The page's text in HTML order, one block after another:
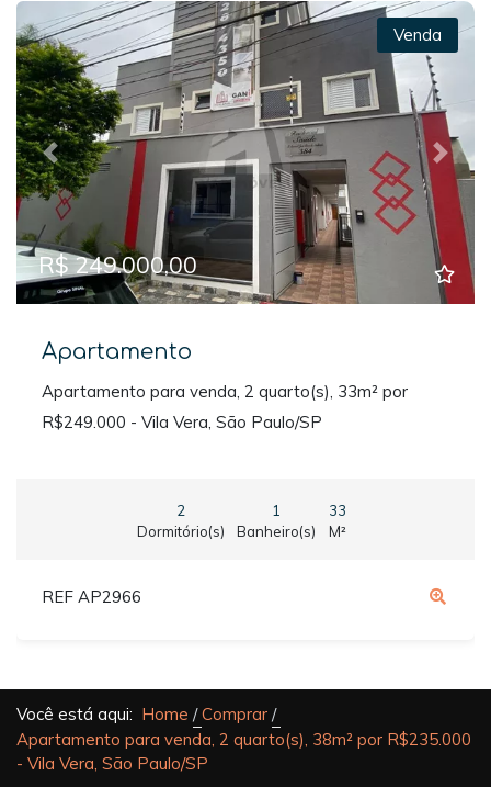
Previous Next
Venda
R$ 249.000,00
Apartamento
Apartamento para venda, 2 quarto(s), 33m² por
R$249.000 - Vila Vera, São Paulo/SP
2
Dormitório(s)
1
Banheiro(s)
33
M²
REF AP2966
Você está aqui: Home
Comprar
Apartamento para venda, 2 quarto(s), 38m² por R$235.000
- Vila Vera, São Paulo/SP